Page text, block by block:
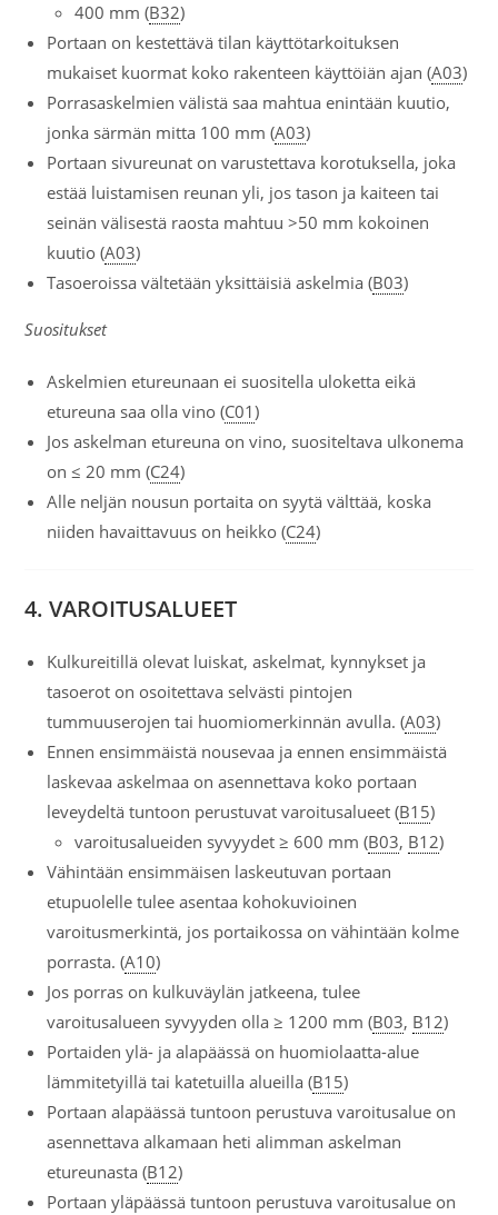
400 mm (B32)
Portaan on kestettävä tilan käyttötarkoituksen
mukaiset kuormat koko rakenteen käyttöiän ajan (A03)
Porrasaskelmien välistä saa mahtua enintään kuutio,
jonka särmän mitta 100 mm (A03)
Portaan sivureunat on varustettava korotuksella, joka
estää luistamisen reunan yli, jos tason ja kaiteen tai
seinän välisestä raosta mahtuu >50 mm kokoinen
kuutio (A03)
Tasoeroissa vältetään yksittäisiä askelmia (B03)
Suositukset
Askelmien etureunaan ei suositella uloketta eikä
etureuna saa olla vino (C01)
Jos askelman etureuna on vino, suositeltava ulkonema
on ≤ 20 mm (C24)
Alle neljän nousun portaita on syytä välttää, koska
niiden havaittavuus on heikko (C24)
4. VAROITUSALUEET
Kulkureitillä olevat luiskat, askelmat, kynnykset ja
tasoerot on osoitettava selvästi pintojen
tummuuserojen tai huomiomerkinnän avulla. (A03)
Ennen ensimmäistä nousevaa ja ennen ensimmäistä
laskevaa askelmaa on asennettava koko portaan
leveydeltä tuntoon perustuvat varoitusalueet (B15)
varoitusalueiden syvyydet ≥ 600 mm (B03, B12)
Vähintään ensimmäisen laskeutuvan portaan
etupuolelle tulee asentaa kohokuvioinen
varoitusmerkintä, jos portaikossa on vähintään kolme
porrasta. (A10)
Jos porras on kulkuväylän jatkeena, tulee
varoitusalueen syvyyden olla ≥ 1200 mm (B03, B12)
Portaiden ylä- ja alapäässä on huomiolaatta-alue
lämmitetyillä tai katetuilla alueilla (B15)
Portaan alapäässä tuntoon perustuva varoitusalue on
asennettava alkamaan heti alimman askelman
etureunasta (B12)
Portaan yläpäässä tuntoon perustuva varoitusalue on